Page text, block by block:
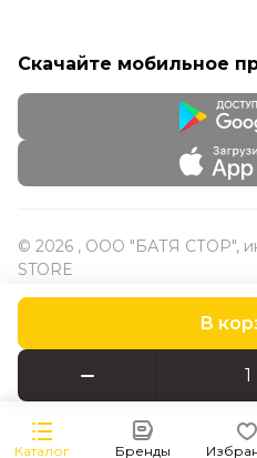
В
Каталог Бренды
Скачайте мобильное
© 2026 , ООО "БАТЯ СТОР",
STORE
Конфиденциальность